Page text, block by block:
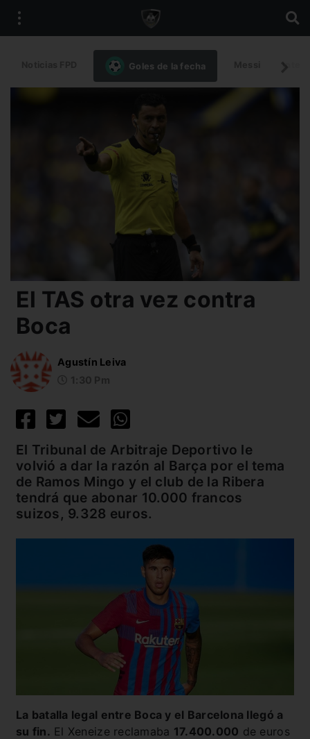
Goles de la fecha
El TAS otra vez contra
Boca
Agustín Leiva
El Tribunal de Arbitraje Deportivo le
volvió a dar la razón al Barça por el tema
de Ramos Mingo y el club de la Ribera
tendrá que abonar 10.000 francos
suizos, 9.328 euros.
La batalla legal entre Boca y el Barcelona llegó a
su fin. El Xeneize reclamaba 17.400.000 de euros